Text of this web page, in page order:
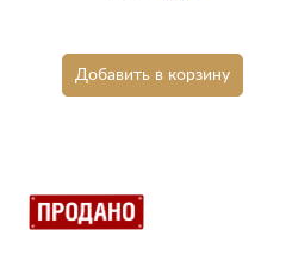
Добавить в корзину